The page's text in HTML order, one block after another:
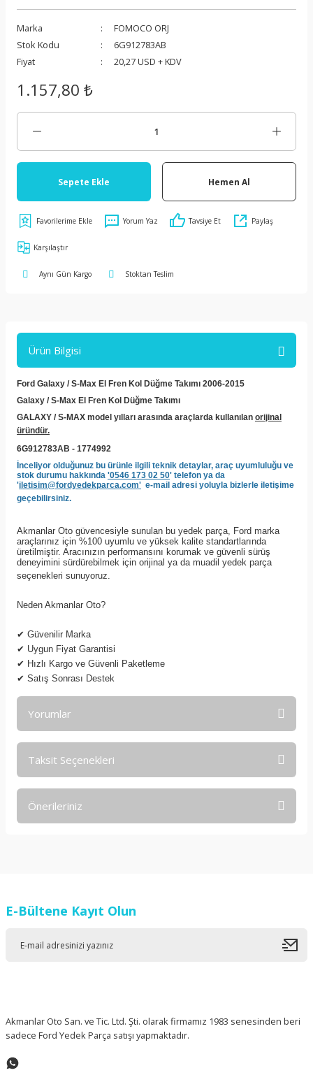
Marka
FOMOCO ORJ
Stok Kodu
6G912783AB
Fiyat
20,27 USD + KDV
1.157,80 ₺
Sepete Ekle Hemen Al
Yorum Yaz Tavsiye Et Paylaş
Karşılaştır
Aynı Gün Kargo Stoktan Teslim
Ürün Bilgisi
Ford Galaxy / S-Max El Fren Kol Düğme Takımı 2006-2015
Galaxy / S-Max El Fren Kol Düğme Takımı
GALAXY / S-MAX model yılları arasında araçlarda kullanılan orijinal
üründür.
6G912783AB - 1774992
İnceliyor olduğunuz bu ürünle ilgili teknik detaylar, araç uyumluluğu ve
stok durumu hakkında '0546 173 02 50' telefon ya da
'iletisim@fordyedekparca.com' e-mail adresi yoluyla bizlerle iletişime
geçebilirsiniz.
Akmanlar Oto güvencesiyle sunulan bu yedek parça, Ford marka
araçlarınız için %100 uyumlu ve yüksek kalite standartlarında
üretilmiştir. Aracınızın performansını korumak ve güvenli sürüş
deneyimini sürdürebilmek için orijinal ya da muadil yedek parça
seçenekleri sunuyoruz.
Neden Akmanlar Oto?
✔ Güvenilir Marka
✔ Uygun Fiyat Garantisi
✔ Hızlı Kargo ve Güvenli Paketleme
✔ Satış Sonrası Destek
Yorumlar
Taksit Seçenekleri
Önerileriniz
Ürün resmi kalitesiz, bozuk veya görüntülenemiyor.
E-Bültene Kayıt Olun
Akmanlar Oto San. ve Tic. Ltd. Şti. olarak firmamız 1983 senesinden beri
sadece Ford Yedek Parça satışı yapmaktadır.